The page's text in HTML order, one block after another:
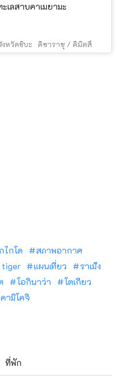
ะเลสาบคาเมยามะ
งหวัดชิบะ คิซาราซุ / คิมิตสึ
ไกโด
สภาพอากาศ
tiger แผนเที่ยว
ราเม็ง
โอกินาว่า
โตเกียว
คามิโคจิ
ที่พัก